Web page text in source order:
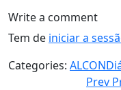
Write a comment
Tem de iniciar a
Categories: ALCON
Prev